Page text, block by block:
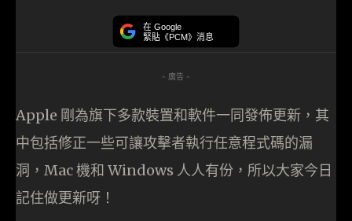
在 Google
緊貼《PCM》消息
- 廣告 -
Apple 剛為旗下多款裝置和軟件一同發佈更新，其
中包括修正一些可讓攻擊者執行任意程式碼的漏
洞，Mac 機和 Windows 人人有份，所以大家今日
記住做更新呀！